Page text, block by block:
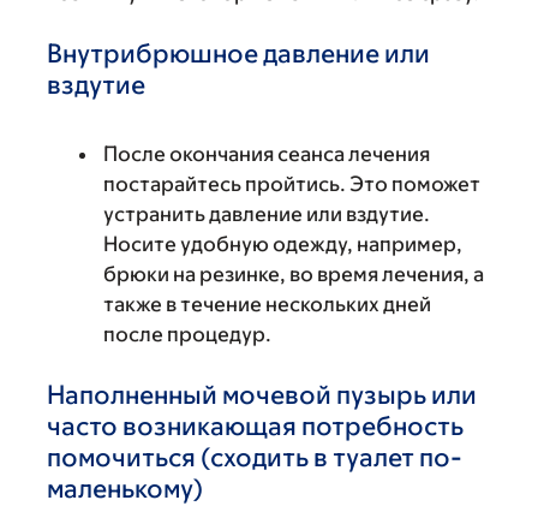
Внутрибрюшное давление или
вздутие
После окончания сеанса лечения
постарайтесь пройтись. Это поможет
устранить давление или вздутие.
Носите удобную одежду, например,
брюки на резинке, во время лечения, а
также в течение нескольких дней
после процедур.
Наполненный мочевой пузырь или
часто возникающая потребность
помочиться (сходить в туалет по-
маленькому)